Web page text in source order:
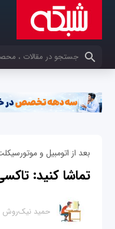
کلمات کلیدی خود را وارد
بعد از اتومبیل و
تماشا کنید:
حمید نیک‌روش